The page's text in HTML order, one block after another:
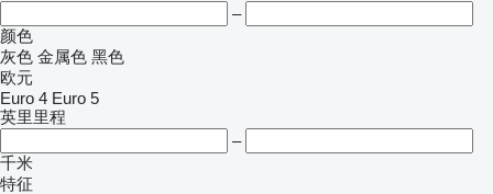
–
颜色
灰色 金属色 黑色
欧元
Euro 4 Euro 5
英里里程
–
千米
特征